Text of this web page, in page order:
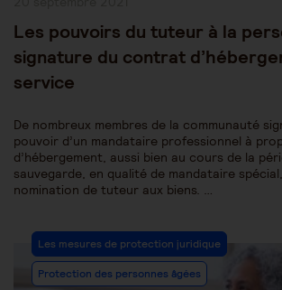
Les pouvoirs du tuteur à la
signature du contrat
service
De nombreux membres de la communauté
pouvoir d’un mandataire professionnel à
d’hébergement, aussi bien au cours de la
sauvegarde, en qualité de mandataire
nomination de tuteur aux biens. …
Post
Category:
Les mesures de protection juridique
Protection des personnes âgées